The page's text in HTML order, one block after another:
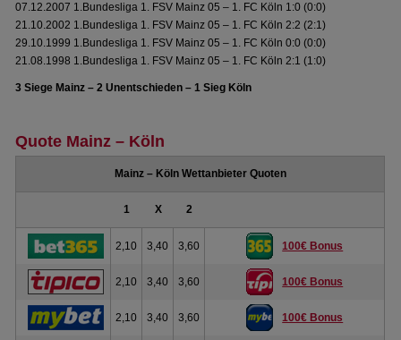
07.12.2007 1.Bundesliga 1. FSV Mainz 05 – 1. FC Köln 1:0 (0:0)
21.10.2002 1.Bundesliga 1. FSV Mainz 05 – 1. FC Köln 2:2 (2:1)
29.10.1999 1.Bundesliga 1. FSV Mainz 05 – 1. FC Köln 0:0 (0:0)
21.08.1998 1.Bundesliga 1. FSV Mainz 05 – 1. FC Köln 2:1 (1:0)
3 Siege Mainz – 2 Unentschieden – 1 Sieg Köln
Quote Mainz – Köln
Mainz – Köln Wettanbieter Quoten
1 X 2
2,10 3,40 3,60 100€ Bonus
2,10 3,40 3,60 100€ Bonus
2,10 3,40 3,60 100€ Bonus